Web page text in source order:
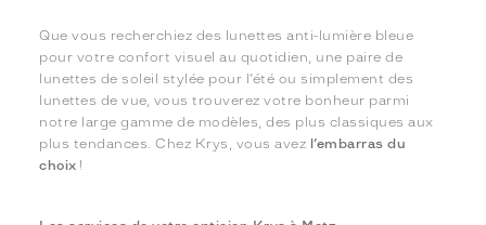
Que vous recherchiez des lunettes anti-lumière bleue
pour votre confort visuel au quotidien, une paire de
lunettes de soleil stylée pour l’été ou simplement des
lunettes de vue, vous trouverez votre bonheur parmi
notre large gamme de modèles, des plus classiques aux
plus tendances. Chez Krys, vous avez l’embarras du
choix !